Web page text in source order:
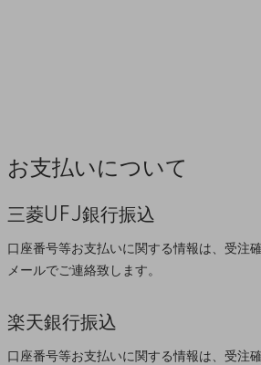
お支払いについて
三菱UFJ銀行振込
口座番号等お支払いに関する情報は、受注
メールでご連絡致します。
楽天銀行振込
口座番号等お支払いに関する情報は、受注